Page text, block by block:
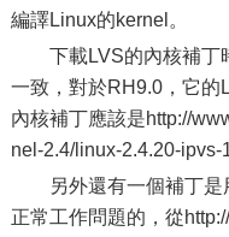
編譯Linux的kernel。
下載LVS的內核補丁
一致，對於RH9.0，它的
內核補丁應該是http://
nel-2.4/linux-2.4.20-ipvs-
另外還有一個補丁
正常工作問題的，從